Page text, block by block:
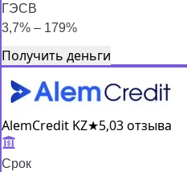
ГЭСВ
3,7% – 179%
Получить деньги
AlemCredit KZ★5,03 отзыва
Срок